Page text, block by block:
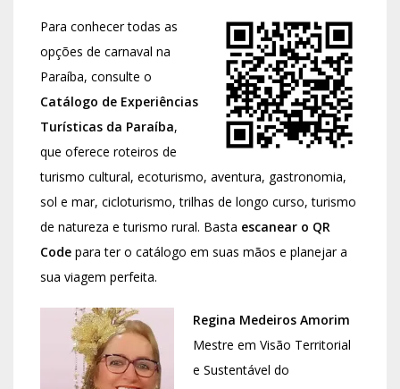
Para conhecer todas as
opções de carnaval na
Paraíba, consulte o
Catálogo de Experiências
Turísticas da Paraíba,
que oferece roteiros de
turismo cultural, ecoturismo, aventura, gastronomia,
sol e mar, cicloturismo, trilhas de longo curso, turismo
de natureza e turismo rural. Basta escanear o QR
Code para ter o catálogo em suas mãos e planejar a
sua viagem perfeita.
Regina Medeiros Amorim
Mestre em Visão Territorial
e Sustentável do